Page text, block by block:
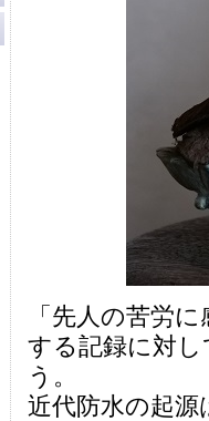
「先人の苦労
する記録に対
う。
近代防水の起